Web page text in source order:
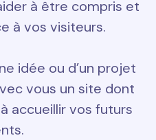
à être compris et
à vos visiteurs.
idée ou d’un projet
vous un site dont
accueillir vos futurs